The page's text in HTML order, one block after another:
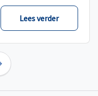
Lees verder